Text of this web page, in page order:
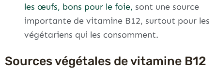
les œufs, bons pour le foie, sont une source
importante de vitamine B12, surtout pour les
végétariens qui les consomment.
Sources végétales de vitamine B12